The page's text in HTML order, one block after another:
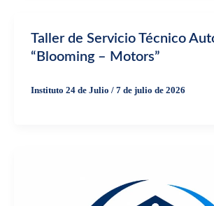
Taller de Servicio Técnico
“Blooming – Motors”
Instituto 24 de Julio / 7 de julio de 2026